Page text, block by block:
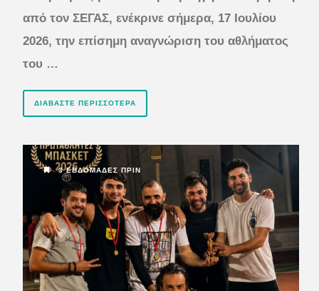
από τον ΣΕΓΑΣ, ενέκρινε σήμερα, 17 Ιουλίου
2026, την επίσημη αναγνώριση του αθλήματος
του …
ΔΙΑΒΆΣΤΕ ΠΕΡΙΣΣΌΤΕΡΑ
3 ΕΒΔΟΜΆΔΕΣ ΠΡΙΝ